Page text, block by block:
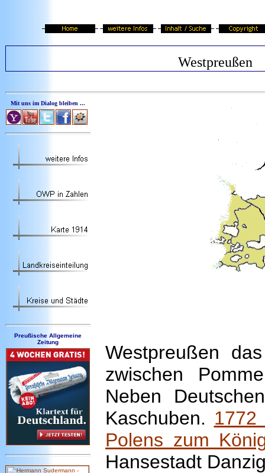
Westpreußen
Mit uns im Dialog bleiben ...
Preußische Allgemeine
Zeitung
Westpreußen
zwischen
Neben
Kaschuben. 1772
Polens zum
Hansestadt